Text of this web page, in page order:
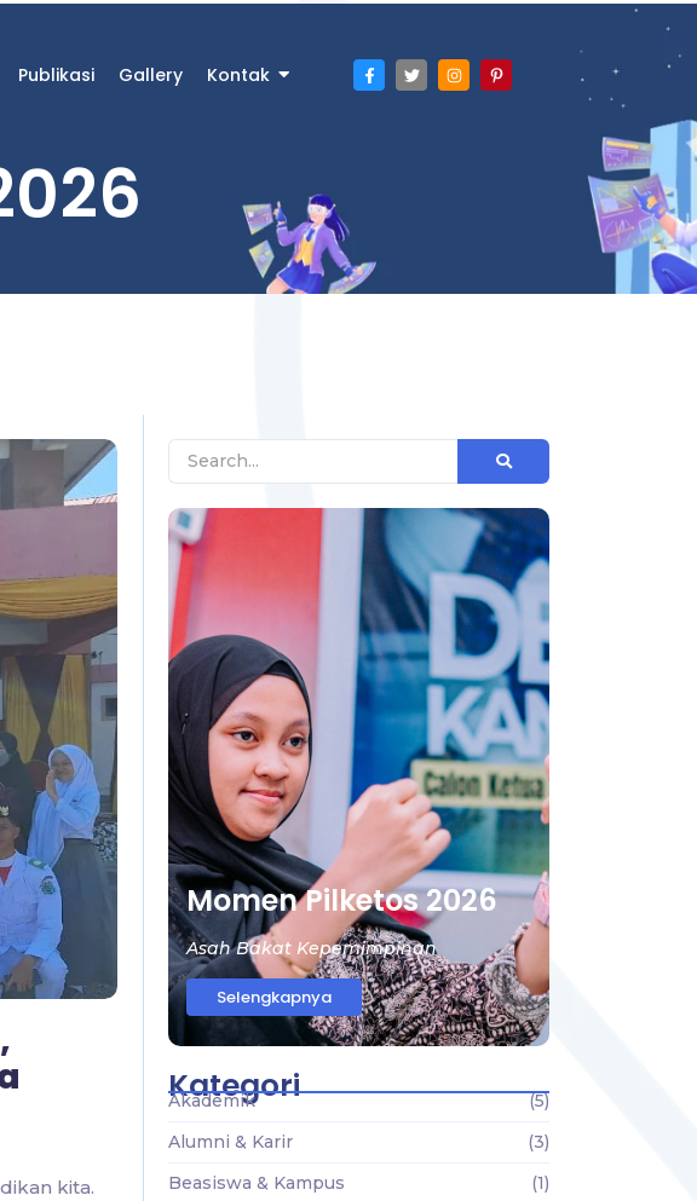
Publikasi Gallery Kontak
kita.
Momen Pilketos 2026
Asah Bakat Kepemimpinan
Selengkapnya
Kategori
Akademik
(5)
Alumni & Karir
(3)
Beasiswa & Kampus
(1)